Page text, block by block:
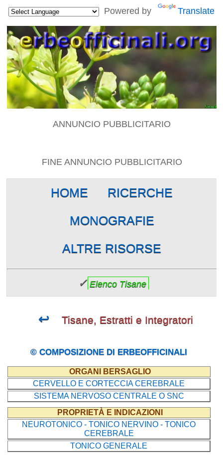
Powered by Translate
ANNUNCIO PUBBLICITARIO
FINE ANNUNCIO PUBBLICITARIO
HOME RICERCHE
MONOGRAFIE
ALTRE RISORSE
✓ Elenco Tisane
↩ Tisane, Estratti e Integratori
© COMPOSIZIONE DI ERBEOFFICINALI
ORGANI BERSAGLIO
CERVELLO E CORTECCIA CEREBRALE
SISTEMA NERVOSO CENTRALE O SNC
PROPRIETÀ E INDICAZIONI
NEUROTONICO - TONICO NERVINO - TONICO
CEREBRALE
TONICO GENERALE